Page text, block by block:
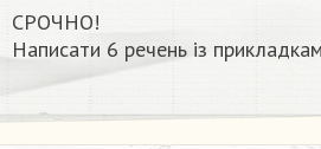
СРОЧНО!
Написати 6 речень із